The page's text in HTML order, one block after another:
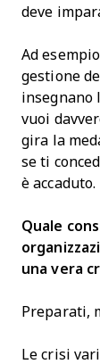
deve
Ad
gestione
insegnano
vuoi
gira la
se ti
è accaduto.
Quale
una vera
Preparati,
Le crisi